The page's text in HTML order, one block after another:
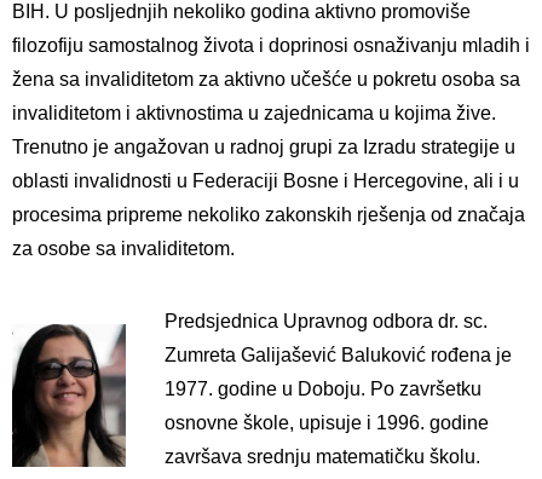
BIH. U posljednjih nekoliko godina aktivno promoviše
filozofiju samostalnog života i doprinosi osnaživanju mladih i
žena sa invaliditetom za aktivno učešće u pokretu osoba sa
invaliditetom i aktivnostima u zajednicama u kojima žive.
Trenutno je angažovan u radnoj grupi za Izradu strategije u
oblasti invalidnosti u Federaciji Bosne i Hercegovine, ali i u
procesima pripreme nekoliko zakonskih rješenja od značaja
za osobe sa invaliditetom.
Predsjednica Upravnog odbora dr. sc.
Zumreta Galijašević Baluković rođena je
1977. godine u Doboju. Po završetku
osnovne škole, upisuje i 1996. godine
završava srednju matematičku školu.